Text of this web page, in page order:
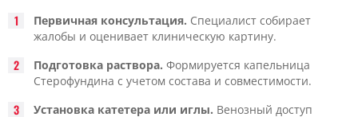
Первичная консультация. Специалист собирает
жалобы и оценивает клиническую картину.
Подготовка раствора. Формируется капельница
Стерофундина с учетом состава и совместимости.
Установка катетера или иглы. Венозный доступ